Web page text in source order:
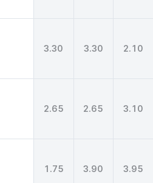
3.30 3.30 2.10
2.65 2.65 3.10
1.75 3.90 3.95